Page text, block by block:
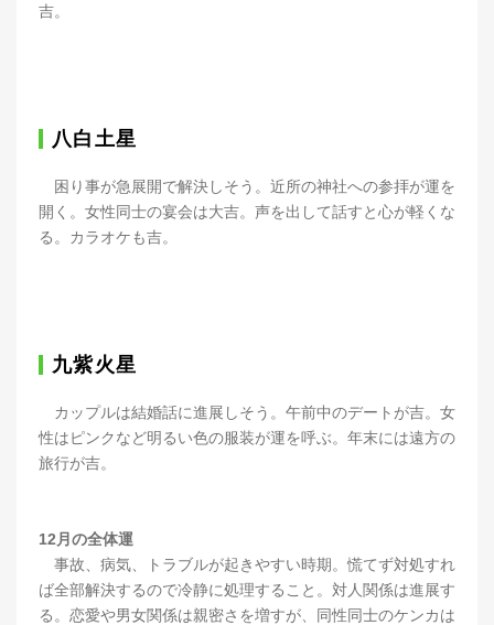
吉。
八白土星
困り事が急展開で解決しそう。近所の神社への参拝が運を
開く。女性同士の宴会は大吉。声を出して話すと心が軽くな
る。カラオケも吉。
九紫火星
カップルは結婚話に進展しそう。午前中のデートが吉。女
性はピンクなど明るい色の服装が運を呼ぶ。年末には遠方の
旅行が吉。
12月の全体運
事故、病気、トラブルが起きやすい時期。慌てず対処すれ
ば全部解決するので冷静に処理すること。対人関係は進展す
る。恋愛や男女関係は親密さを増すが、同性同士のケンカは